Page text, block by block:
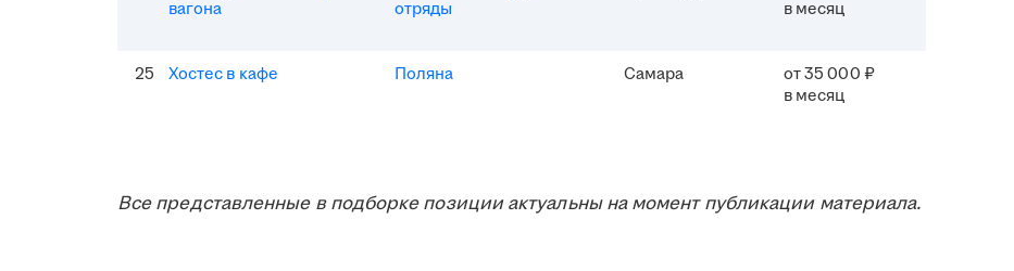
вагона
отряды
в месяц
25 Хостес в кафе Поляна Самара
от 35 000 ₽
в месяц
Все представленные в подборке позиции актуальны на момент публикации материала.